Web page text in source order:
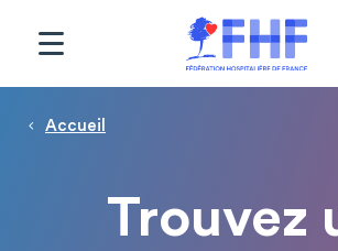
Page
Fil d'Ariane
Accueil
Trouvez
Panneau de gestion des cookies